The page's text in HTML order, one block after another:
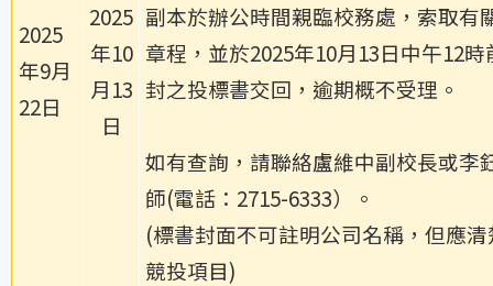
2025
年9月
22日
2025
年10
月13
日
副本於辦公時間親臨校務處，索取有
章程，並於2025年10月13日中午12時
封之投標書交回，逾期概不受理。
如有查詢，請聯絡盧維中副校長或李
師(電話：2715-6333）。
(標書封面不可註明公司名稱，但應
競投項目)